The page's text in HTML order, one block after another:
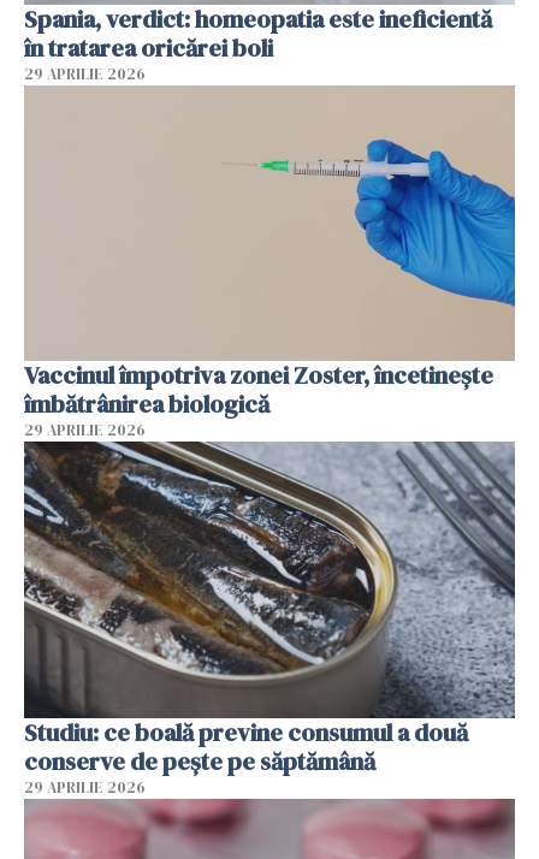
Spania, verdict: homeopatia este ineficientă
în tratarea oricărei boli
29 APRILIE 2026
Vaccinul împotriva zonei Zoster, încetinește
îmbătrânirea biologică
29 APRILIE 2026
Studiu: ce boală previne consumul a două
conserve de pește pe săptămână
29 APRILIE 2026